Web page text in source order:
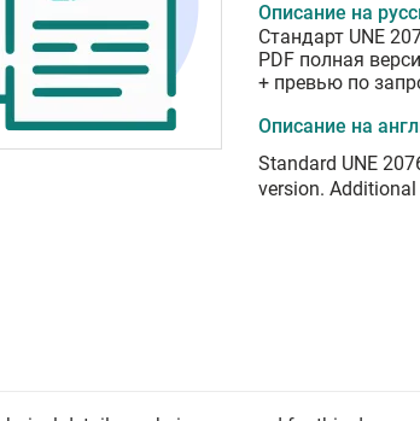
Описание на
Стандарт UNE
PDF полная
+ превью по
Описание на
Standard UNE
version.